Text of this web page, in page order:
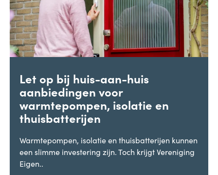
Let op bij huis-aan-huis
aanbiedingen voor
warmtepompen, isolatie en
thuisbatterijen
Warmtepompen, isolatie en thuisbatterijen kunnen
een slimme investering zijn. Toch krijgt Vereniging
Eigen..